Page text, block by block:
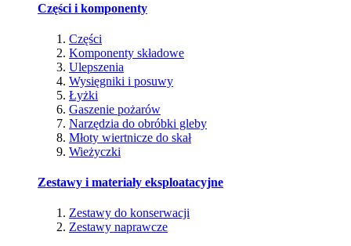
Części i komponenty
Części
Komponenty składowe
Ulepszenia
Wysięgniki i posuwy
Łyżki
Gaszenie pożarów
Narzędzia do obróbki gleby
Młoty wiertnicze do skał
Wieżyczki
Zestawy i materiały eksploatacyjne
Zestawy do konserwacji
Zestawy naprawcze